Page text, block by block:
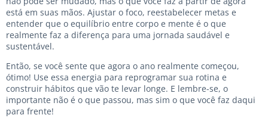
está em suas mãos. Ajustar o foco, reestabelecer metas e
entender que o equilíbrio entre corpo e mente é o que
realmente faz a diferença para uma jornada saudável e
sustentável.
Então, se você sente que agora o ano realmente começou,
ótimo! Use essa energia para reprogramar sua rotina e
construir hábitos que vão te levar longe. E lembre-se, o
importante não é o que passou, mas sim o que você faz daqui
para frente!